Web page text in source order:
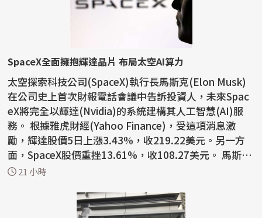
SpaceX全面擁抱輝達晶片 布局太空AI算力
太空探索科技公司(SpaceX)執行長馬斯克(Elon Musk)
在公司史上首次財報電話會議中告訴投資人，未來Spac
eX將完全以輝達(Nvidia)的系統建構其人工智慧(AI)服
務。 根據雅虎財經(Yahoo Finance)，受這項消息激
勵，輝達股價5日上漲3.43%，收219.22美元。另一方
面，SpaceX股價重挫13.61%，收108.27美元。 馬斯克
表示：「我們...
21 小時